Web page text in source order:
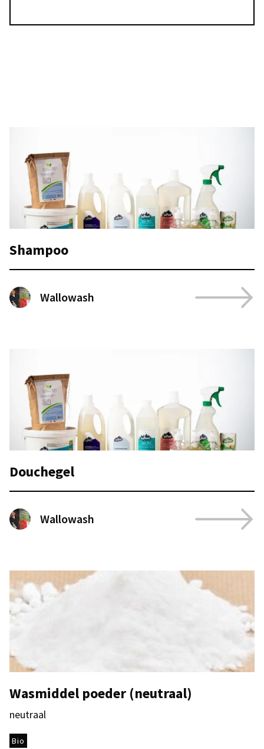
Shampoo
Wallowash
Douchegel
Wallowash
Wasmiddel poeder (neutraal)
neutraal
Bio